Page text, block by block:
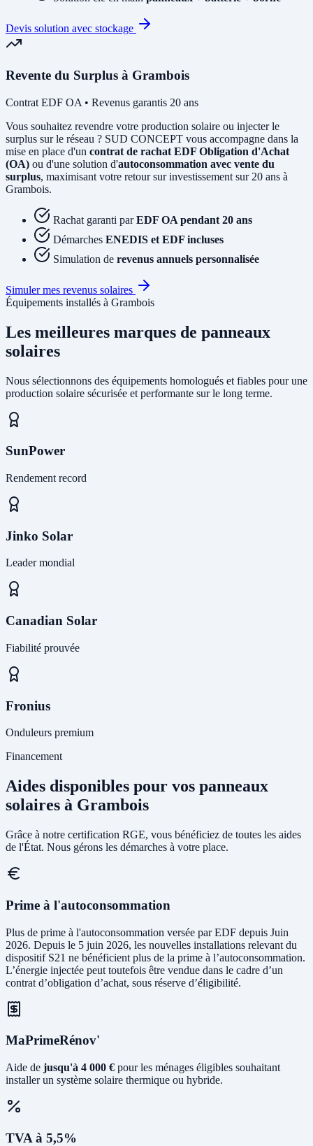
Devis solution avec stockage
Revente du Surplus à Grambois
Contrat EDF OA • Revenus garantis 20 ans
Vous souhaitez revendre votre production solaire ou injecter le
surplus sur le réseau ? SUD CONCEPT vous accompagne dans la
mise en place d'un contrat de rachat EDF Obligation d'Achat
(OA) ou d'une solution d'autoconsommation avec vente du
surplus, maximisant votre retour sur investissement sur 20 ans à
Grambois.
Rachat garanti parEDF OA pendant 20 ans
Démarches ENEDIS et EDF incluses
Simulation de revenus annuels personnalisée
Simuler mes revenus solaires
Équipements installés à Grambois
Les meilleures marques de panneaux
solaires
Nous sélectionnons des équipements homologués et fiables pour une
production solaire sécurisée et performante sur le long terme.
SunPower
Rendement record
Jinko Solar
Leader mondial
Canadian Solar
Fiabilité prouvée
Fronius
Onduleurs premium
Financement
Aides disponibles pour vos panneaux
solaires à Grambois
Grâce à notre certification RGE, vous bénéficiez de toutes les aides
de l'État. Nous gérons les démarches à votre place.
Prime à l'autoconsommation
Plus de prime à l'autoconsommation versée par EDF depuis Juin
2026. Depuis le 5 juin 2026, les nouvelles installations relevant du
dispositif S21 ne bénéficient plus de la prime à l’autoconsommation.
L’énergie injectée peut toutefois être vendue dans le cadre d’un
contrat d’obligation d’achat, sous réserve d’éligibilité.
MaPrimeRénov'
Aide de jusqu'à 4 000 € pour les ménages éligibles souhaitant
installer un système solaire thermique ou hybride.
TVA à 5,5%